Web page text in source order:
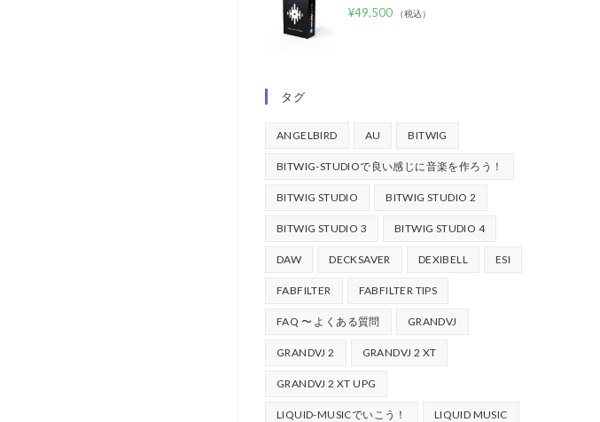
¥49,500 （税込）
タグ
ANGELBIRD AU BITWIG
BITWIG-STUDIOで良い感じに音楽を作ろう！
BITWIG STUDIO BITWIG STUDIO 2
BITWIG STUDIO 3 BITWIG STUDIO 4
DAW DECKSAVER DEXIBELL ESI
FABFILTER FABFILTER TIPS
FAQ 〜 よくある質問 GRANDVJ
GRANDVJ 2 GRANDVJ 2 XT
GRANDVJ 2 XT UPG
LIQUID-MUSICでいこう！ LIQUID MUSIC